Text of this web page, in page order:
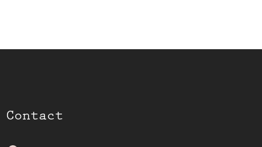
Contact